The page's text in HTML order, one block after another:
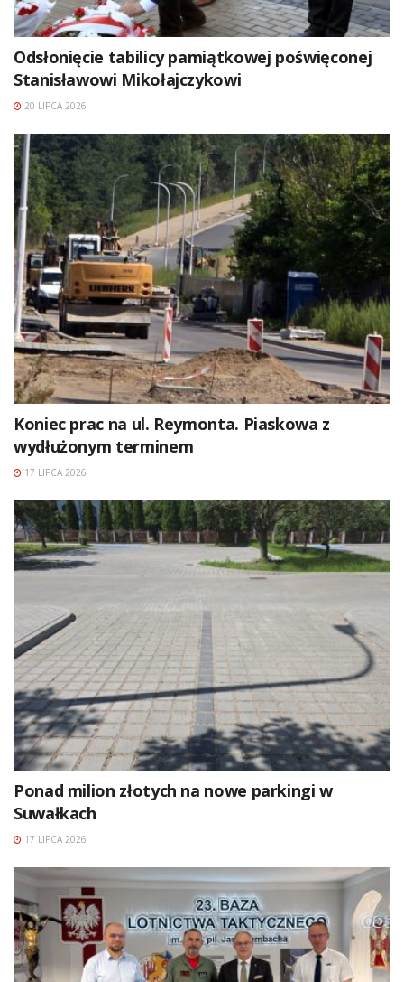
Odsłonięcie tabilicy pamiątkowej poświęconej
Stanisławowi Mikołajczykowi
20 LIPCA 2026
Koniec prac na ul. Reymonta. Piaskowa z
wydłużonym terminem
17 LIPCA 2026
Ponad milion złotych na nowe parkingi w
Suwałkach
17 LIPCA 2026